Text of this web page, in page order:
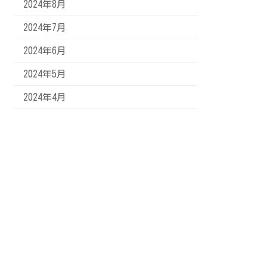
2024年8月
2024年7月
2024年6月
2024年5月
2024年4月